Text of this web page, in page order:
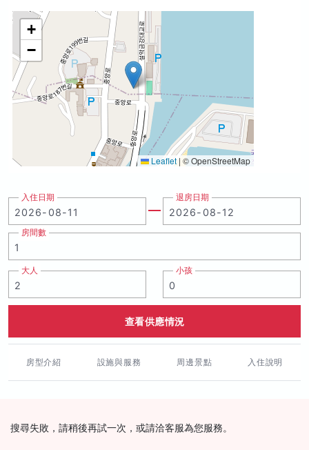
+
−
Leaflet | © OpenStreetMap
入住日期 退房日期
房間數
大人 小孩
查看供應情況
房型介紹 設施與服務 周邊景點 入住說明
搜尋失敗，請稍後再試一次，或請洽客服為您服務。